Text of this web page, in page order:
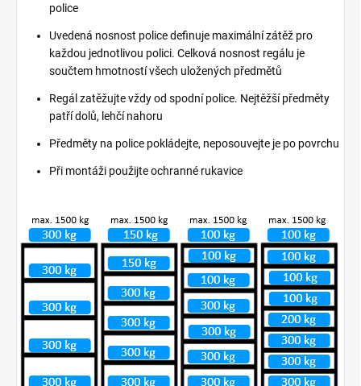
police
Uvedená nosnost police definuje maximální zátěž pro
každou jednotlivou polici. Celková nosnost regálu je
součtem hmotností všech uložených předmětů
Regál zatěžujte vždy od spodní police. Nejtěžší předměty
patří dolů, lehčí nahoru
Předměty na police pokládejte, neposouvejte je po povrchu
Při montáži použijte ochranné rukavice